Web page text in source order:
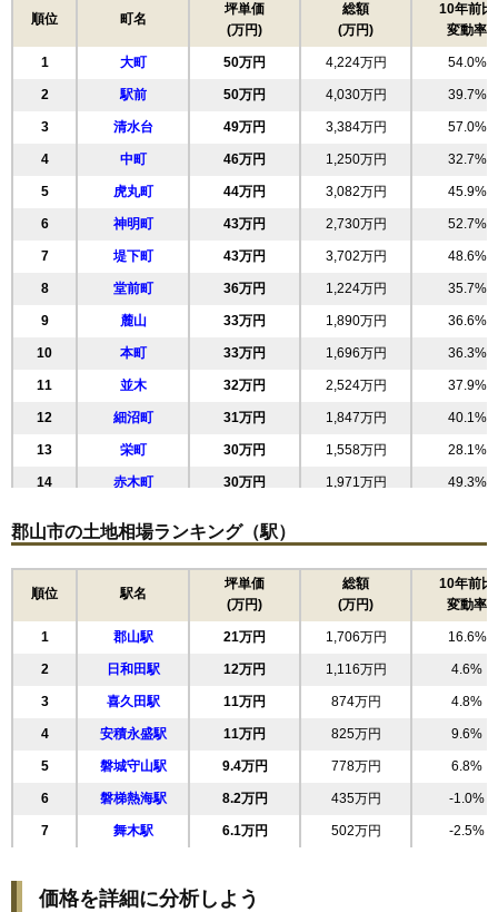
順位 町名
坪単価
(万円)
総額
(万円)
10年前比
変動率
1 大町 50万円 4,224万円 54.0%
2 駅前 50万円 4,030万円 39.7%
3 清水台 49万円 3,384万円 57.0%
4 中町 46万円 1,250万円 32.7%
5 虎丸町 44万円 3,082万円 45.9%
6 神明町 43万円 2,730万円 52.7%
7 堤下町 43万円 3,702万円 48.6%
8 堂前町 36万円 1,224万円 35.7%
9 麓山 33万円 1,890万円 36.6%
10 本町 33万円 1,696万円 36.3%
11 並木 32万円 2,524万円 37.9%
12 細沼町 31万円 1,847万円 40.1%
13 栄町 30万円 1,558万円 28.1%
14 赤木町 30万円 1,971万円 49.3%
16 備前舘 29万円 2,158万円 43.8%
29万円 2,021万円 36.8%
29万円 2,624万円 29.2%
19 朝日 29万円 2,614万円 52.6%
20 島 28万円 2,114万円 36.5%
21 町東 28万円 1,852万円 41.5%
22 図景 28万円 1,369万円 36.3%
23 堤 28万円 2,761万円 36.0%
24 方八町 28万円 2,007万円 29.3%
25 長者 28万円 1,837万円 35.5%
27 静西 27万円
郡山市の土地相場ランキング（駅）
順位 駅名
坪単価
(万円)
総額
(万円)
10年前比
変動率
1 郡山駅 21万円 1,706万円 16.6%
2 日和田駅 12万円 1,116万円 4.6%
3 喜久田駅 11万円 874万円 4.8%
4 安積永盛駅 11万円 825万円 9.6%
5 磐城守山駅 9.4万円 778万円 6.8%
6 磐梯熱海駅 8.2万円 435万円 -1.0%
7 舞木駅 6.1万円 502万円 -2.5%
価格を詳細に分析しよう